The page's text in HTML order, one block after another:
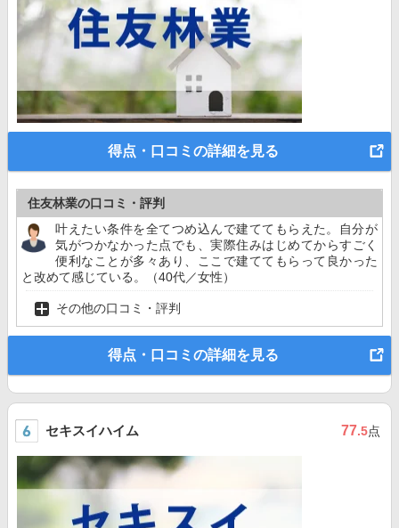
得点・口コミの詳細を見る
住友林業の口コミ・評判
叶えたい条件を全てつめ込んで建ててもらえた。自分が
気がつかなかった点でも、実際住みはじめてからすごく
便利なことが多々あり、ここで建ててもらって良かった
と改めて感じている。（40代／女性）
その他の口コミ・評判
得点・口コミの詳細を見る
セキスイハイム 77.5点